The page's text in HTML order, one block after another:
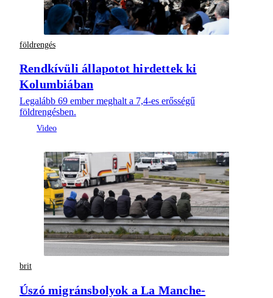
földrengés
Rendkívüli állapotot hirdettek ki
Kolumbiában
Legalább 69 ember meghalt a 7,4-es erősségű
földrengésben.
brit
Úszó migránsbolyok a La Manche-